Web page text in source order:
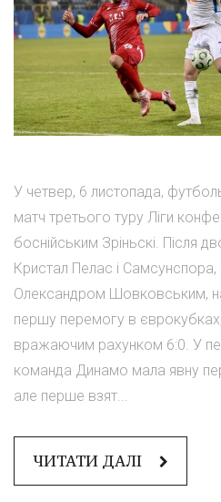
У четвер, 6 листопада,
матч третього туру Ліги
боснійським Зріньскі. Після
Кристал Пелас і
Олександром Шовковським,
першу перемогу в
вражаючим рахунком 6:0. У
команда Динамо мала явну
але перше взят...
ЧИТАТИ ДАЛІ